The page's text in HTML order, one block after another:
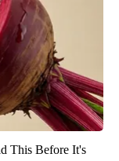
This Before It's